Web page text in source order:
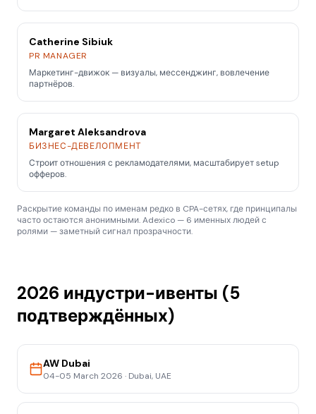
Catherine Sibiuk
PR MANAGER
Маркетинг-движок — визуалы, мессенджинг, вовлечение
партнёров.
Margaret Aleksandrova
БИЗНЕС-ДЕВЕЛОПМЕНТ
Строит отношения с рекламодателями, масштабирует setup
офферов.
Раскрытие команды по именам редко в CPA-сетях, где принципалы
часто остаются анонимными. Adexico — 6 именных людей с
ролями — заметный сигнал прозрачности.
2026 индустри-ивенты (5
подтверждённых)
AW Dubai
04-05 March 2026 · Dubai, UAE